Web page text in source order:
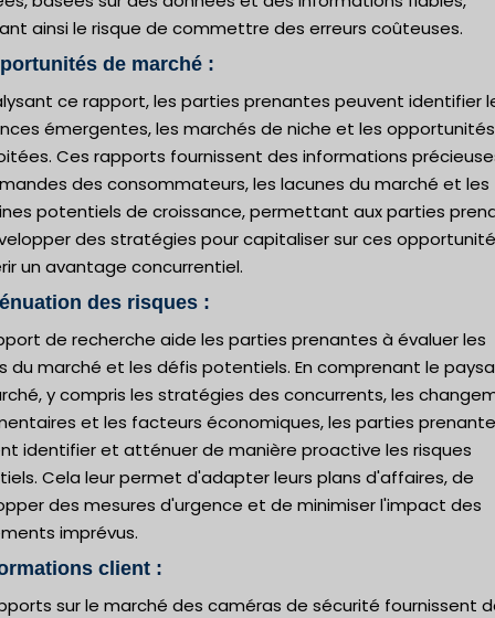
ainsi le risque de commettre des erreurs coûteuses.
de marché :
ce rapport, les parties prenantes peuvent identifier
émergentes, les marchés de niche et les opportunités
Ces rapports fournissent des informations
des consommateurs, les lacunes du marché et les
potentiels de croissance, permettant aux parties
des stratégies pour capitaliser sur ces
un avantage concurrentiel.
des risques :
de recherche aide les parties prenantes à évaluer les
du marché et les défis potentiels. En comprenant le
y compris les stratégies des concurrents, les
et les facteurs économiques, les parties
identifier et atténuer de manière proactive les risques
Cela leur permet d'adapter leurs plans d'affaires, de
des mesures d'urgence et de minimiser l'impact des
imprévus.
client :
sur le marché des caméras de sécurité fournissent